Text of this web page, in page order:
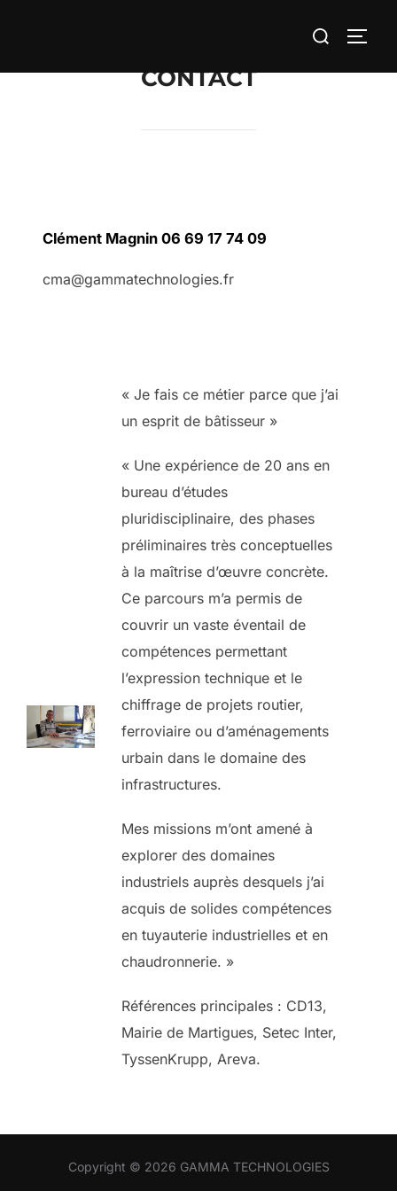
Rechercher :
CONTACT
Clément Magnin 06 69 17 74 09
cma@gammatechnologies.fr
« Je fais ce métier parce que j’ai
un esprit de bâtisseur »
« Une expérience de 20 ans en
bureau d’études
pluridisciplinaire, des phases
préliminaires très conceptuelles
à la maîtrise d’œuvre concrète.
Ce parcours m’a permis de
couvrir un vaste éventail de
compétences permettant
l’expression technique et le
chiffrage de projets routier,
ferroviaire ou d’aménagements
urbain dans le domaine des
infrastructures.
Mes missions m’ont amené à
explorer des domaines
industriels auprès desquels j’ai
acquis de solides compétences
en tuyauterie industrielles et en
chaudronnerie. »
Références principales : CD13,
Mairie de Martigues, Setec Inter,
TyssenKrupp, Areva.
Copyright © 2026 GAMMA TECHNOLOGIES